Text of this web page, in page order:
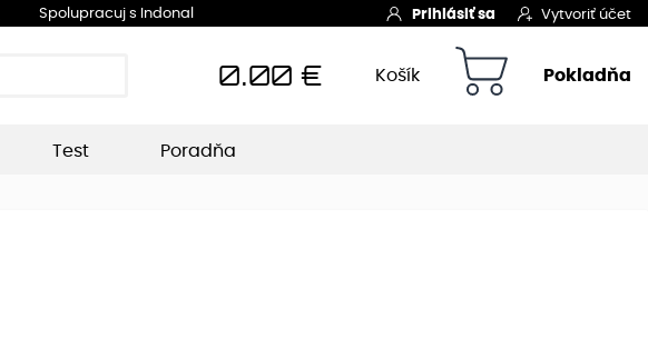
Spolupracuj s Indonal Prihlásiť sa Vytvoriť účet
0.00€ Košík Pokladňa
Test Poradňa